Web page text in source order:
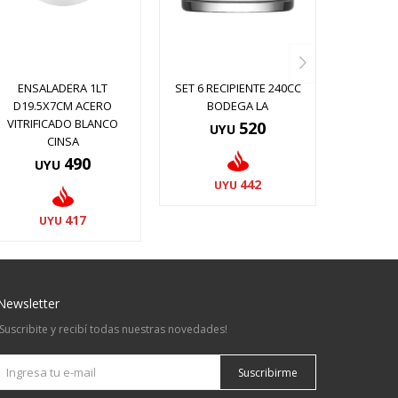
ENSALADERA 1LT
D19.5X7CM ACERO
VITRIFICADO BLANCO
CINSA
UYU 490
UYU 417
SET 6 RECIPIENTE 240CC
BODEGA LA
UYU 520
UYU 442
y recibí todas nuestras novedades!
Suscribirme